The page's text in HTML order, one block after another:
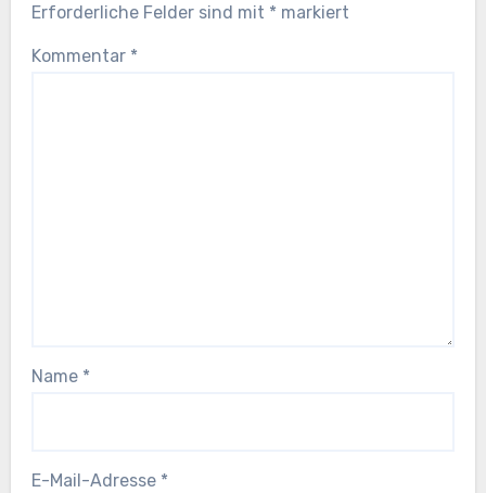
Erforderliche Felder sind mit * markiert
Kommentar *
Name *
E-Mail-Adresse *